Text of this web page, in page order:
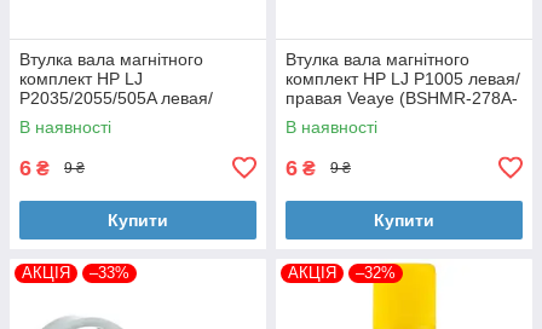
Втулка вала магнітного
комплект HP LJ
P2035/2055/505A левая/
правая Veaye (BSHMR-505A-
VE)
В наявності
6 ₴ 9 ₴
Купити
Втулка вала магнітного
комплект HP LJ P1005 левая/
правая Veaye (BSHMR-278A-
VE)
В наявності
6 ₴ 9 ₴
Купити
АКЦІЯ –33% АКЦІЯ –32%